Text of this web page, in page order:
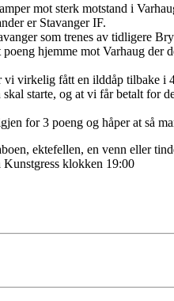
mot sterk motstand i
er Stavanger IF.
som trenes av tidligere
poeng hjemme mot Varhaug der
vi virkelig fått en ilddåp tilbake i
skal starte, og at vi får betalt for
for 3 poeng og håper at så
ektefellen, en venn eller
Kunstgress klokken 19:00